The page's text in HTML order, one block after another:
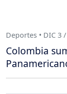
Deportes • DIC 3 /
Colombia